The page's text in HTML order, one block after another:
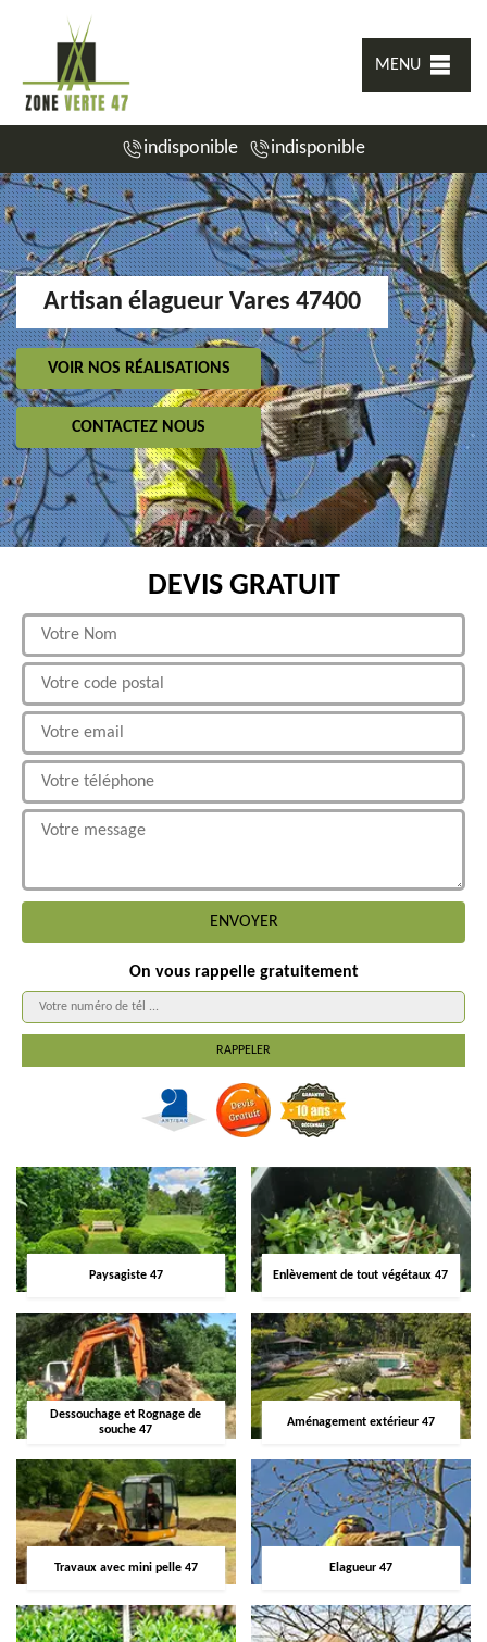
MENU
indisponible indisponible
Artisan élagueur Vares 47400
VOIR NOS RÉALISATIONS
CONTACTEZ NOUS
DEVIS GRATUIT
On vous rappelle gratuitement
Paysagiste 47 Enlèvement de tout végétaux 47
Dessouchage et Rognage de
souche 47
Aménagement extérieur 47
Travaux avec mini pelle 47 Elagueur 47